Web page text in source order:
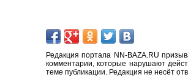
Редакция портала NN-BAZA.RU
комментарии, которые нарушают
теме публикации. Редакция не несёт